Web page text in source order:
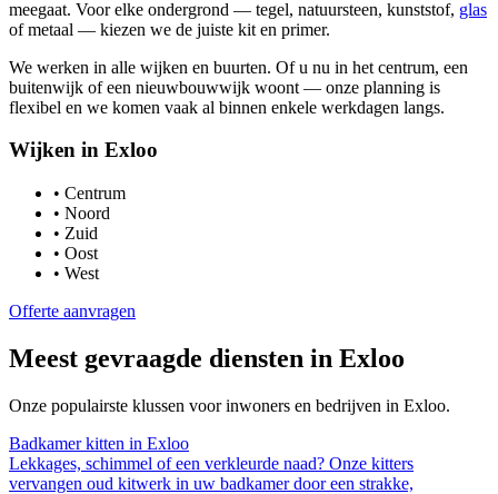
meegaat. Voor elke ondergrond — tegel, natuursteen, kunststof, glas
of metaal — kiezen we de juiste kit en primer.
We werken in alle wijken en buurten. Of u nu in het centrum, een
buitenwijk of een nieuwbouwwijk woont — onze planning is
flexibel en we komen vaak al binnen enkele werkdagen langs.
Wijken in Exloo
• Centrum
• Noord
• Zuid
• Oost
• West
Offerte aanvragen
Meest gevraagde diensten in Exloo
Onze populairste klussen voor inwoners en bedrijven in Exloo.
Badkamer kitten in Exloo
Lekkages, schimmel of een verkleurde naad? Onze kitters
vervangen oud kitwerk in uw badkamer door een strakke,